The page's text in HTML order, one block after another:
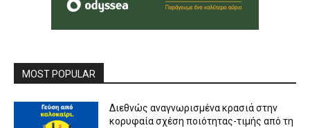
MOST POPULAR
Διεθνώς αναγνωρισμένα κρασιά στην
κορυφαία σχέση ποιότητας-τιμής από τη